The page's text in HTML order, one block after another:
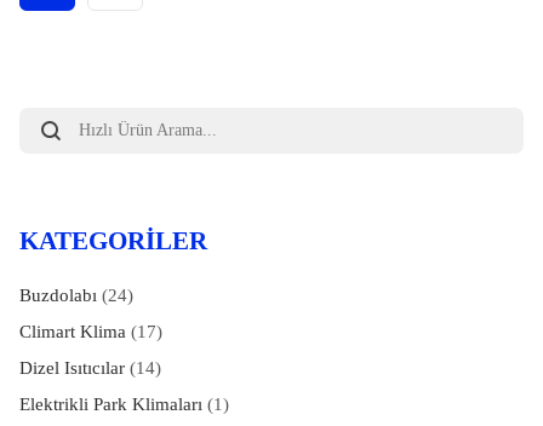
search
KATEGORILER
Buzdolabı (24)
Climart Klima (17)
Dizel Isıtıcılar(14)
Elektrikli Park Klimaları (1)